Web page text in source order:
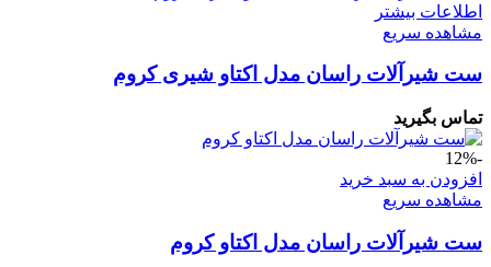
اطلاعات بیشتر
مشاهده سریع
ست شیرآلات راسان مدل اکتاو شیری کروم
تماس بگیرید
-12%
افزودن به سبد خرید
مشاهده سریع
ست شیرآلات راسان مدل اکتاو کروم